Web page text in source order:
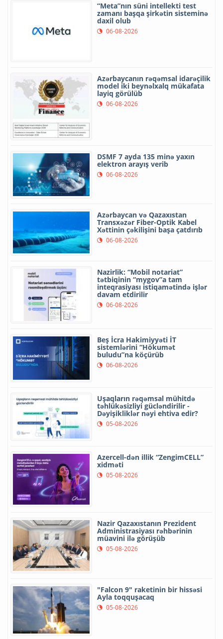
“Meta”nın süni intellekti test
zamanı başqa şirkətin sisteminə
daxil olub
06-08-2026
Azərbaycanın rəqəmsal idarəçilik
model iki beynəlxalq mükafata
layiq görülüb
06-08-2026
DSMF 7 ayda 135 minə yaxın
elektron arayış verib
06-08-2026
Azərbaycan və Qazaxıstan
Transxəzər Fiber-Optik Kabel
Xəttinin çəkilişini başa çatdırıb
06-08-2026
Nazirlik: “Mobil notariat”
tətbiqinin “mygov”a tam
inteqrasiyası istiqamətində işlər
davam etdirilir
06-08-2026
Beş İcra Hakimiyyəti İT
sistemlərini “Hökumət
buludu”na köçürüb
06-08-2026
Uşaqların rəqəmsal mühitdə
təhlükəsizliyi gücləndirilir -
Dəyişikliklər nəyi ehtiva edir?
05-08-2026
Azercell-dən illik “ZengimCELL”
xidməti
05-08-2026
Nazir Qazaxıstanın Prezident
Administrasiyası rəhbərinin
müavini ilə görüşüb
05-08-2026
"Falcon 9" raketinin bir hissəsi
Ayla toqquşacaq
05-08-2026